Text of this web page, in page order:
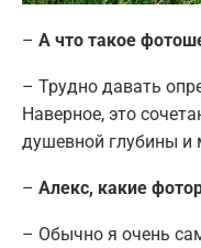
– А что такое
– Трудно давать
Наверное, это
душевной глубины и
– Алекс, какие
– Обычно я очень